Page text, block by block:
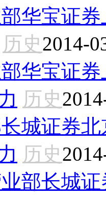
华宝证
历史2014-
华宝证
历史
长城证券
历史
部长城